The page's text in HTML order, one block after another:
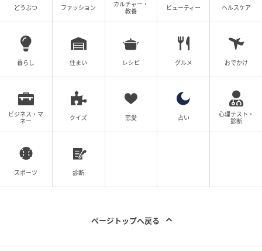
どうぶつ ファッション
カルチャー・
教養
ビューティー ヘルスケア
暮らし 住まい レシピ グルメ おでかけ
ビジネス・マ
ネー
クイズ 恋愛 占い
心理テスト・
診断
スポーツ 診断
ページトップへ戻る